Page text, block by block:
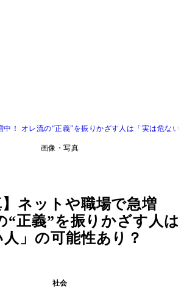
中！ オレ流の“正義”を振りかざす人は「実は危ない
画像・写真
】ネットや職場で急増
“正義”を振りかざす人は
人」の可能性あり？
社会